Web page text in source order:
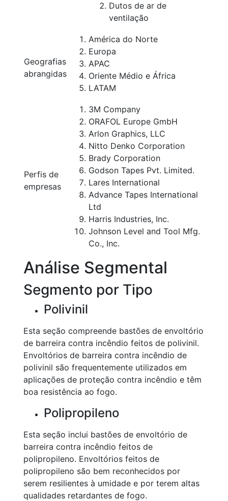
Dutos de ar de
ventilação
Geografias
abrangidas
América do Norte
Europa
APAC
Oriente Médio e África
LATAM
Perfis de
empresas
3M Company
ORAFOL Europe GmbH
Arlon Graphics, LLC
Nitto Denko Corporation
Brady Corporation
Godson Tapes Pvt. Limited.
Lares International
Advance Tapes International
Ltd
Harris Industries, Inc.
Johnson Level and Tool Mfg.
Co., Inc.
Análise Segmental
Segmento por Tipo
Polivinil
Esta seção compreende bastões de envoltório
de barreira contra incêndio feitos de polivinil.
Envoltórios de barreira contra incêndio de
polivinil são frequentemente utilizados em
aplicações de proteção contra incêndio e têm
boa resistência ao fogo.
Polipropileno
Esta seção inclui bastões de envoltório de
barreira contra incêndio feitos de
polipropileno. Envoltórios feitos de
polipropileno são bem reconhecidos por
serem resilientes à umidade e por terem altas
qualidades retardantes de fogo.